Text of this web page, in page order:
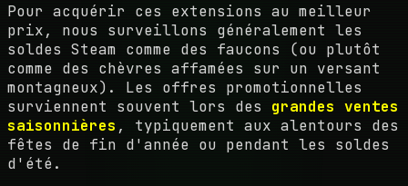
Pour acquérir ces extensions au meilleur
prix, nous surveillons généralement les
soldes Steam comme des faucons (ou plutôt
comme des chèvres affamées sur un versant
montagneux). Les offres promotionnelles
surviennent souvent lors des grandes ventes
saisonnières , typiquement aux alentours des
fêtes de fin d'année ou pendant les soldes
d'été.